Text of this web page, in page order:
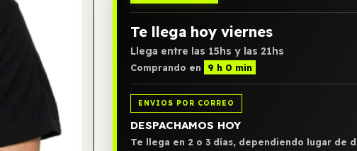
Te llega hoy viernes
Llega entre las 15hs y las 21hs
Comprando en 9 h 0 min
ENVIOS POR CORREO
DESPACHAMOS HOY
Te llega en 2 o 3 días, dependiendo lugar de